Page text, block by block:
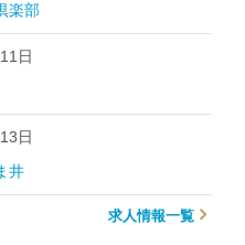
楽部
日
日
井
求人情報一覧